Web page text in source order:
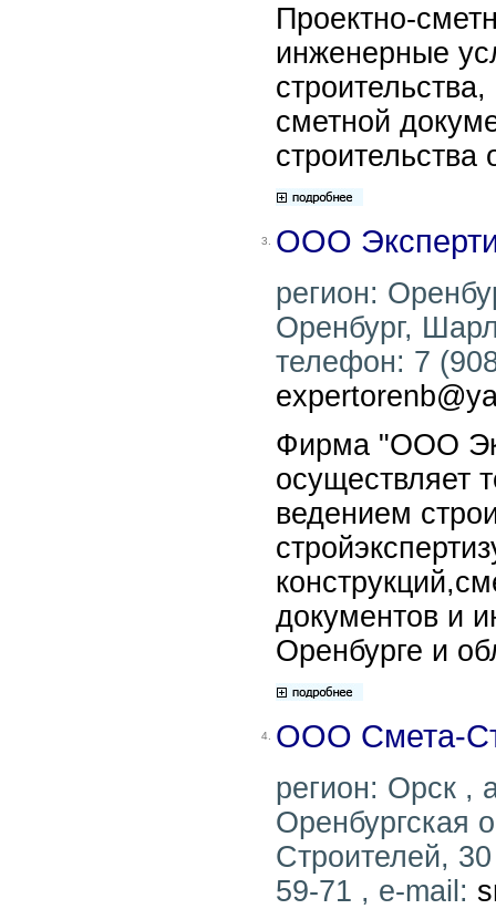
Проектно-
инженерные
сметной
3. ООО
регион:
Оренбург,
телефон: 7
Фирма "ООО
осуществляет
ведением
документов и
Оренбурге и
4. ООО Смета-
регион: Орск ,
Оренбургская
Строителей,
59-71 , e-mail: